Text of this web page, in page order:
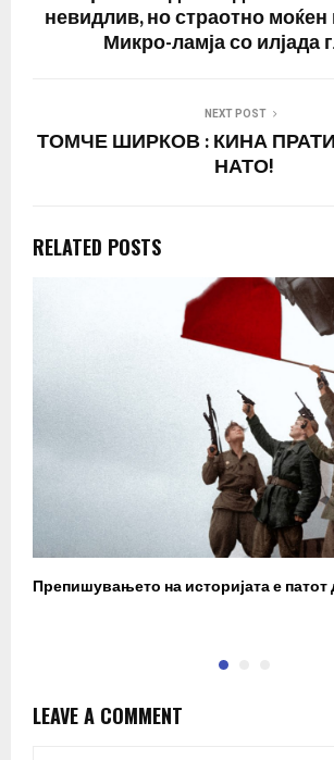
невидлив, но страотно моќен
Микро-ламја со илјада
NEXT POST
ТОМЧЕ ШИРКОВ : КИНА
НАТО!
RELATED POSTS
Препишувањето на историјата е патот
LEAVE A COMMENT